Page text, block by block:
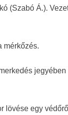
(Szabó Á.).
mérkőzés.
lövése egy